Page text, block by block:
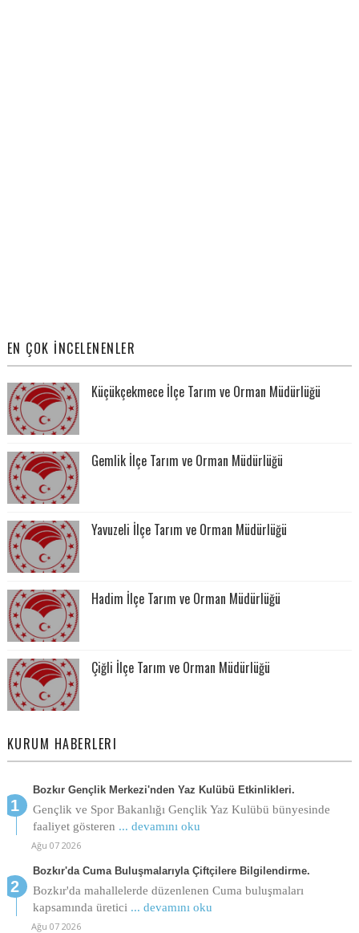
EN ÇOK İNCELENENLER
Küçükçekmece İlçe Tarım ve Orman Müdürlüğü
Gemlik İlçe Tarım ve Orman Müdürlüğü
Yavuzeli İlçe Tarım ve Orman Müdürlüğü
Hadim İlçe Tarım ve Orman Müdürlüğü
Çiğli İlçe Tarım ve Orman Müdürlüğü
KURUM HABERLERI
Bozkır Gençlik Merkezi'nden Yaz Kulübü Etkinlikleri.
Gençlik ve Spor Bakanlığı Gençlik Yaz Kulübü bünyesinde
faaliyet gösteren ... devamını oku
Ağu 07 2026
Bozkır'da Cuma Buluşmalarıyla Çiftçilere Bilgilendirme.
Bozkır'da mahallelerde düzenlenen Cuma buluşmaları
kapsamında üretici ... devamını oku
Ağu 07 2026